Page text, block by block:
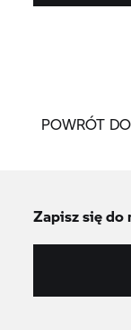
POWRÓT
Zapisz się do